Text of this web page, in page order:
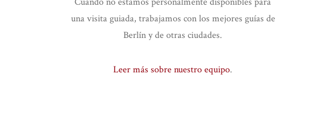
una visita guiada, trabajamos con los mejores guías de
Berlín y de otras ciudades.
Leer más sobre nuestro equipo.